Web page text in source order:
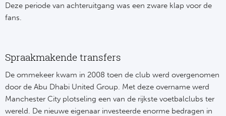
Deze periode van achteruitgang was een zware klap voor de
fans.
Spraakmakende transfers
De ommekeer kwam in 2008 toen de club werd overgenomen
door de Abu Dhabi United Group. Met deze overname werd
Manchester City plotseling een van de rijkste voetbalclubs ter
wereld. De nieuwe eigenaar investeerde enorme bedragen in